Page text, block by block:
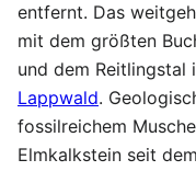
entfernt. Das
mit dem größten
und dem Reitlingstal
Lappwald.
fossilreichem
Elmkalkstein seit